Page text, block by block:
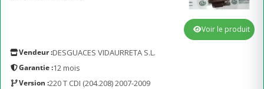
Vendeur :DESGUACES VIDAURRETA S.L.
Garantie :12 mois
Version :220 T CDI (204.208) 2007-2009
Voir le produit